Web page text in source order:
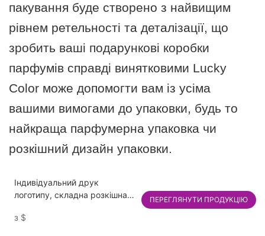
пакування буде створено з найвищим
рівнем ретельності та деталізації, що
зробить ваші подарункові коробки
парфумів справді винятковими Lucky
Color може допомогти вам із усіма
вашими вимогами до упаковки, будь то
найкраща парфумерна упаковка чи
розкішний дизайн упаковки.
Індивідуальний друк
логотипу, складна розкішна
коробка, магнітна коробка
з $
ПЕРЕГЛЯНУТИ ПРОДУКЦІЮ